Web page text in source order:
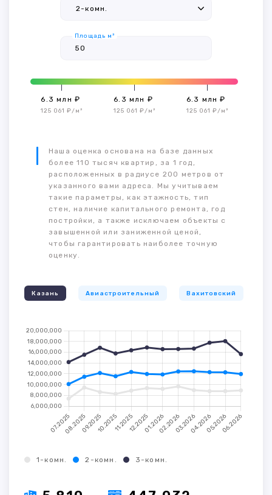
Площадь м²
6.3 млн ₽
125 061 ₽/м²
6.3 млн ₽
125 061 ₽/м²
6.3 млн ₽
125 061 ₽/м²
Наша оценка основана на базе данных
более 110 тысяч квартир, за 1 год,
расположенных в радиусе 200 метров от
указанного вами адреса. Мы учитываем
такие параметры, как этажность, тип
стен, наличие капитального ремонта, год
постройки, а также исключаем объекты с
завышенной или заниженной ценой,
чтобы гарантировать наиболее точную
оценку.
Казань Авиастроительный Вахитовский
1-комн. 2-комн. 3-комн.